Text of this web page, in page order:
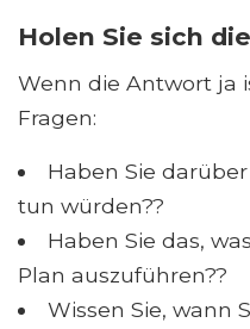
Holen Sie sich
Wenn die Antwort ja
Fragen:
Haben Sie
tun würden??
Haben Sie das,
Plan auszuführen??
Wissen Sie, wann